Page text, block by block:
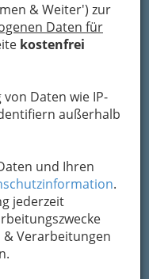
& Weiter') zur
Daten für
kostenfrei
Daten wie IP-
außerhalb
und Ihren
.
jederzeit
& Verarbeitungen
uns erfahren
Veranstaltung
planen, wie
Ausflug in